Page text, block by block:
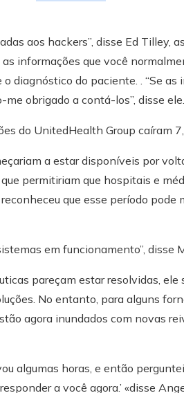
aos hackers”, disse Ed Tilley,
informações que você
diagnóstico do paciente. . “Se as
obrigado a contá-los”, disse ele.
do UnitedHealth Group caíram
a estar disponíveis por
permitiriam que hospitais e
que esse período pode
em funcionamento”, disse
pareçam estar resolvidas, ele
No entanto, para alguns
agora inundados com novas
algumas horas, e então
a você agora.’ «disse